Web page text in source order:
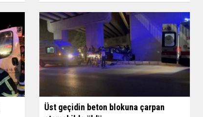
Üst geçidin beton blokuna çarpan